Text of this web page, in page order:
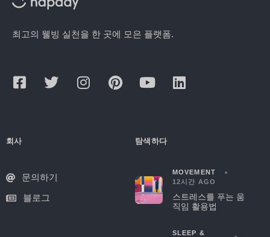
최고의 웰빙 실천을 한 곳에 모은 플랫폼.
회사
문의하기
블로그
탐색하다
MOVEMENT
12시간 AGO
스트레스를 푸는 움
직임 활용법
SLEEP &